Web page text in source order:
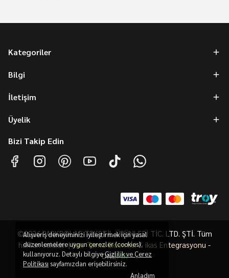
Alışveriş deneyiminizi iyileştirmek için yasal
düzenlemelere uygun çerezler (cookies)
kullanıyoruz. Detaylı bilgiyeGizlilik ve Çerez
Politikası sayfamızdan erişebilirsiniz.
Anladım
Kategoriler
Bilgi
İletişim
Üyelik
Bizi Takip Edin
©2026 PARKDOLAP TEKSTİL ÜRÜNLERİ TİC. LTD. ŞTİ. Tüm
hakları saklıdır. |ikas Tema Eklentisi& ikas Entegrasyonu -
ONEPiR